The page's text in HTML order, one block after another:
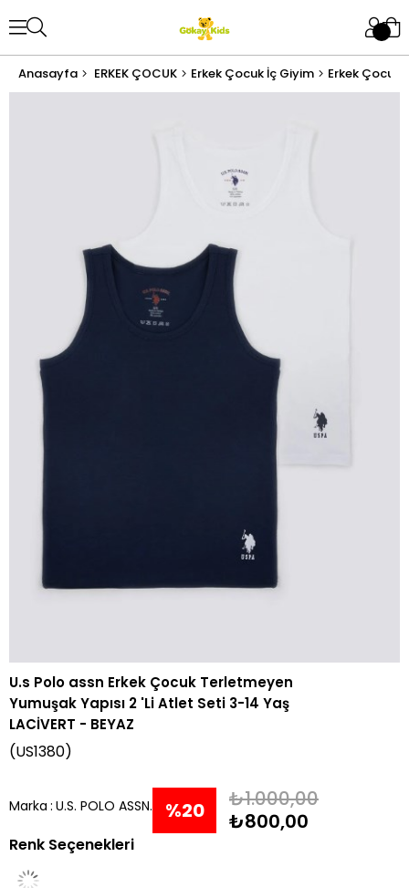
Anasayfa ERKEK ÇOCUK Erkek Çocuk İç Giyim Erkek Çocuk
U.s Polo assn Erkek Çocuk Terletmeyen
Yumuşak Yapısı 2 'Li Atlet Seti 3-14 Yaş
LACİVERT - BEYAZ
(US1380)
Marka : U.S. POLO ASSN. %20
₺1.000,00
₺800,00
Renk Seçenekleri